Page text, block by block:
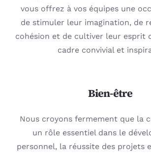
vous offrez à vos équipes une
de stimuler leur imagination, de
cohésion et de cultiver leur esprit
cadre convivial et
Bien-être
Nous croyons fermement que la
un rôle essentiel dans le
personnel, la réussite des projets